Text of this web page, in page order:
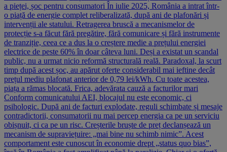
a pieței, șoc pentru consumatori În iulie 2025, România a intrat într-
o piață de energie complet reliberalizată, după ani de plafonări și
intervenții ale statului. Retragerea bruscă a mecanismelor de
protecție s-a făcut fără pregătire, fără comunicare și fără instrumente
de tranziție, ceea ce a dus la o creștere medie a prețului energiei
electrice de peste 60% în doar câteva luni. Deși a existat un scandal
public, nu a urmat nicio reformă structurală reală. Paradoxal, la scurt
timp după acest șoc, au apărut oferte considerabil mai ieftine decât
prețul mediu plafonat anterior de 0,79 lei/kWh. Cu toate acestea,
piața a rămas blocată. Frica, adevărata cauză a facturilor mari
Conform comunicatului AEI, blocajul nu este economic, ci
psihologic. După ani de facturi explodate, reguli schimbate și mesaje
contradictorii, consumatorii nu mai percep energia ca pe un serviciu
obișnuit, ci ca pe un risc. Creșterile bruște de preț declanșează un
mecanism de supraviețuire: „mai bine nu schimb nimic”. Acest
comportament este cunoscut în economie drept „status quo bias”,